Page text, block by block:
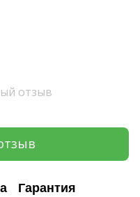
отзыв
Гарантия